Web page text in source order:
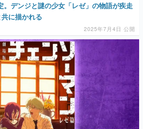
。デンジと謎の少女「レゼ」の物語が疾走
に描かれる
2025年7月4日 公開